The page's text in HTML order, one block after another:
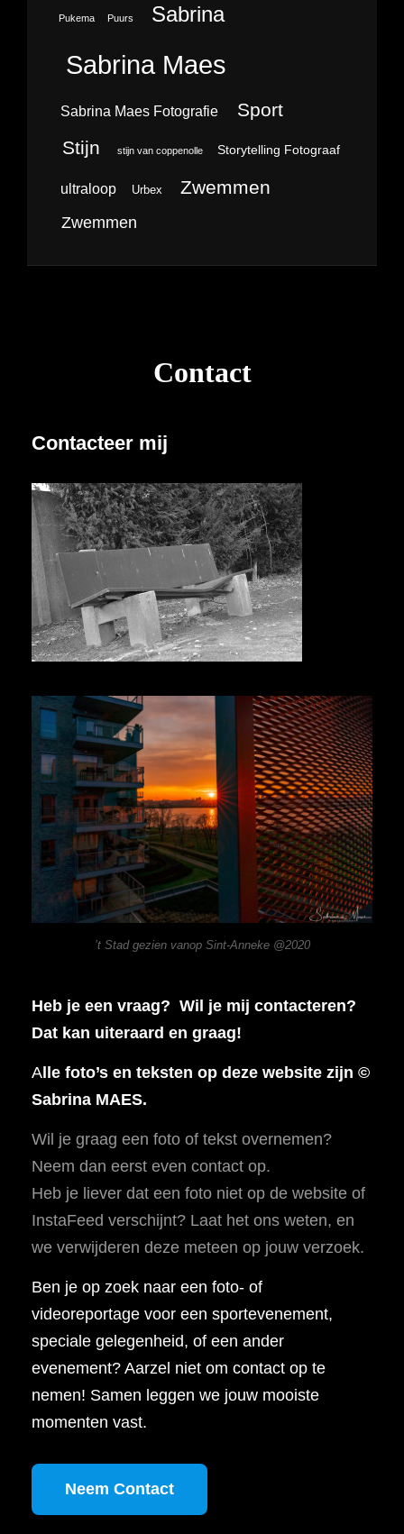
Pukema Puurs Sabrina
Sabrina Maes
Sabrina Maes Fotografie Sport
Stijn stijn van coppenolle Storytelling Fotograaf
ultraloop Urbex Zwemmen
Zwemmen
Contact
Contacteer mij
’t Stad gezien vanop Sint-Anneke @2020
Heb je een vraag? Wil je mij contacteren?
Dat kan uiteraard en graag!
Alle foto’s en teksten op deze website zijn ©
Sabrina MAES.
Wil je graag een foto of tekst overnemen?
Neem dan eerst even contact op.
Heb je liever dat een foto niet op de website of
InstaFeed verschijnt? Laat het ons weten, en
we verwijderen deze meteen op jouw verzoek.
Ben je op zoek naar een foto- of
videoreportage voor een sportevenement,
speciale gelegenheid, of een ander
evenement? Aarzel niet om contact op te
nemen! Samen leggen we jouw mooiste
momenten vast.
Neem Contact